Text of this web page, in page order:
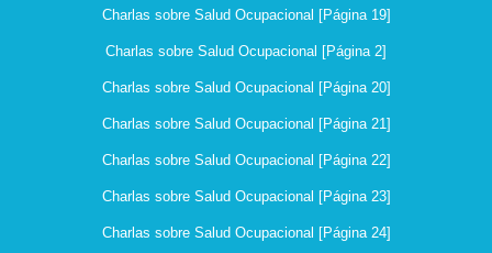
Charlas sobre Salud Ocupacional [Página 19]
Charlas sobre Salud Ocupacional [Página 2]
Charlas sobre Salud Ocupacional [Página 20]
Charlas sobre Salud Ocupacional [Página 21]
Charlas sobre Salud Ocupacional [Página 22]
Charlas sobre Salud Ocupacional [Página 23]
Charlas sobre Salud Ocupacional [Página 24]